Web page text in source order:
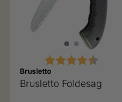
Karakter:
Brusletto
Brusletto Foldesag